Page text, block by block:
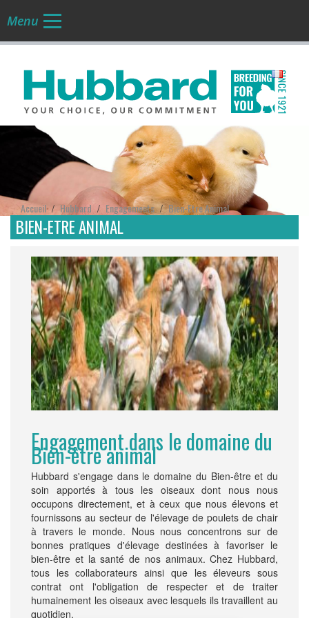
FR
Menu
Accueil/Hubbard / Engagements/Bien-Etre Animal
BIEN-ETRE ANIMAL
Engagement dans le domaine du
Bien-être animal
Hubbard s'engage dans le domaine du Bien-être et du
soin apportés à tous les oiseaux dont nous nous
occupons directement, et à ceux que nous élevons et
fournissons au secteur de l'élevage de poulets de chair
à travers le monde. Nous nous concentrons sur de
bonnes pratiques d'élevage destinées à favoriser le
bien-être et la santé de nos animaux. Chez Hubbard,
tous les collaborateurs ainsi que les éleveurs sous
contrat ont l'obligation de respecter et de traiter
humainement les oiseaux avec lesquels ils travaillent au
quotidien.